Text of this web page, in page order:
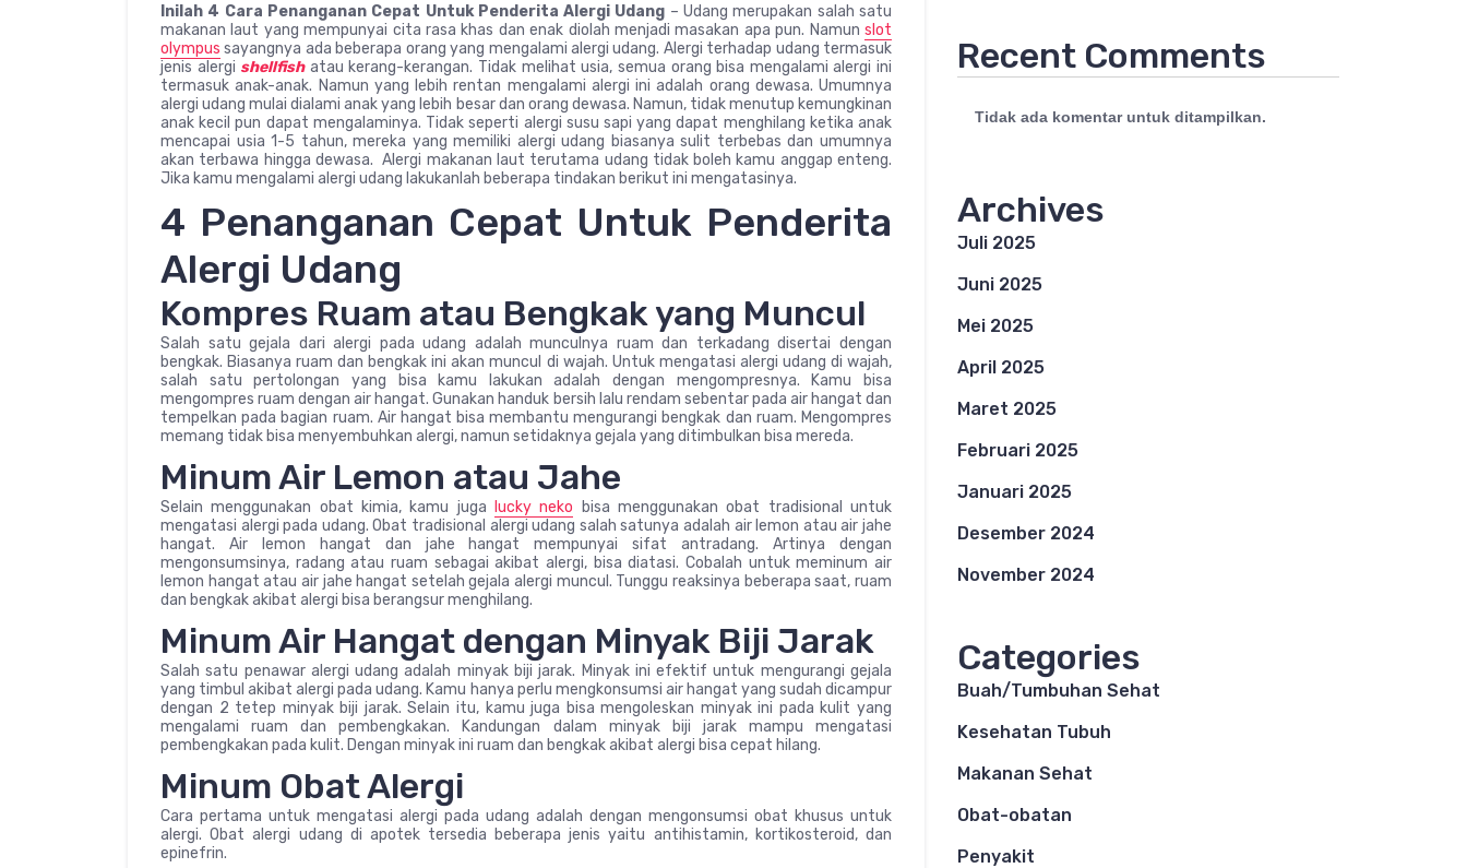
Inilah 4 Cara Penanganan Cepat Untuk Penderita Alergi Udang – Udang merupakan salah satu
makanan laut yang mempunyai cita rasa khas dan enak diolah menjadi masakan apa pun. Namun slot
olympus sayangnya ada beberapa orang yang mengalami alergi udang. Alergi terhadap udang termasuk
jenis alergi shellfishatau kerang-kerangan. Tidak melihat usia, semua orang bisa mengalami alergi ini
termasuk anak-anak. Namun yang lebih rentan mengalami alergi ini adalah orang dewasa. Umumnya
alergi udang mulai dialami anak yang lebih besar dan orang dewasa. Namun, tidak menutup kemungkinan
anak kecil pun dapat mengalaminya. Tidak seperti alergi susu sapi yang dapat menghilang ketika anak
mencapai usia 1-5 tahun, mereka yang memiliki alergi udang biasanya sulit terbebas dan umumnya
akan terbawa hingga dewasa. Alergi makanan laut terutama udang tidak boleh kamu anggap enteng.
Jika kamu mengalami alergi udang lakukanlah beberapa tindakan berikut ini mengatasinya.
4 Penanganan Cepat Untuk Penderita
Alergi Udang
Kompres Ruam atau Bengkak yang Muncul
Salah satu gejala dari alergi pada udang adalah munculnya ruam dan terkadang disertai dengan
bengkak. Biasanya ruam dan bengkak ini akan muncul di wajah. Untuk mengatasi alergi udang di wajah,
salah satu pertolongan yang bisa kamu lakukan adalah dengan mengompresnya. Kamu bisa
mengompres ruam dengan air hangat. Gunakan handuk bersih lalu rendam sebentar pada air hangat dan
tempelkan pada bagian ruam. Air hangat bisa membantu mengurangi bengkak dan ruam. Mengompres
memang tidak bisa menyembuhkan alergi, namun setidaknya gejala yang ditimbulkan bisa mereda.
Minum Air Lemon atau Jahe
Selain menggunakan obat kimia, kamu juga lucky neko bisa menggunakan obat tradisional untuk
mengatasi alergi pada udang. Obat tradisional alergi udang salah satunya adalah air lemon atau air jahe
hangat. Air lemon hangat dan jahe hangat mempunyai sifat antradang. Artinya dengan
mengonsumsinya, radang atau ruam sebagai akibat alergi, bisa diatasi. Cobalah untuk meminum air
lemon hangat atau air jahe hangat setelah gejala alergi muncul. Tunggu reaksinya beberapa saat, ruam
dan bengkak akibat alergi bisa berangsur menghilang.
Minum Air Hangat dengan Minyak Biji Jarak
Salah satu penawar alergi udang adalah minyak biji jarak. Minyak ini efektif untuk mengurangi gejala
yang timbul akibat alergi pada udang. Kamu hanya perlu mengkonsumsi air hangat yang sudah dicampur
dengan 2 tetep minyak biji jarak. Selain itu, kamu juga bisa mengoleskan minyak ini pada kulit yang
mengalami ruam dan pembengkakan. Kandungan dalam minyak biji jarak mampu mengatasi
pembengkakan pada kulit. Dengan minyak ini ruam dan bengkak akibat alergi bisa cepat hilang.
Minum Obat Alergi
Cara pertama untuk mengatasi alergi pada udang adalah dengan mengonsumsi obat khusus untuk
alergi. Obat alergi udang di apotek tersedia beberapa jenis yaitu antihistamin, kortikosteroid, dan
epinefrin.
Recent Comments
Tidak ada komentar untuk ditampilkan.
Archives
Juli 2025
Juni 2025
Mei 2025
April 2025
Maret 2025
Februari 2025
Januari 2025
Desember 2024
November 2024
Categories
Buah/Tumbuhan Sehat
Kesehatan Tubuh
Makanan Sehat
Obat-obatan
Penyakit